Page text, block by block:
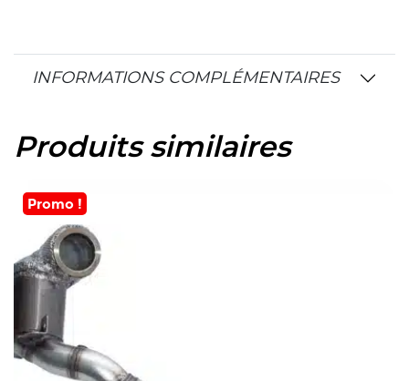
INFORMATIONS COMPLÉMENTAIRES
Produits similaires
Promo !